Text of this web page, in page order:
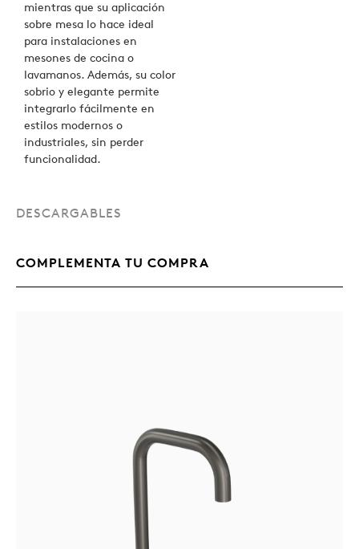
DESCARGABLES
mientras que su aplicación
sobre mesa lo hace ideal
para instalaciones en
mesones de cocina o
lavamanos. Además, su color
sobrio y elegante permite
integrarlo fácilmente en
estilos modernos o
industriales, sin perder
funcionalidad.
COMPLEMENTA TU COMPRA